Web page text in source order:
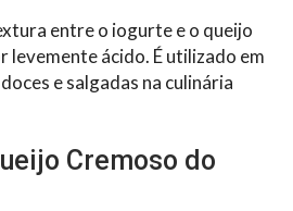
entre o iogurte e o queijo
levemente ácido. É utilizado em
e salgadas na culinária
Cremoso do